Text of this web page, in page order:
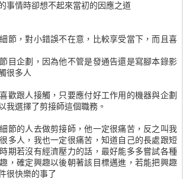
事情時卻想不起來當初的因應之道
節，對小錯誤不在意，比較享受當下，而且喜
目企劃，因為他不管是發通告還是寫腳本錄影
很多人
歡跟人接觸，只要應付好工作用的機器與企劃
我選擇了剪接師這個職務。
節的人去做剪接師，他一定很痛苦，反之叫我
多人，我也一定很痛苦，知道自己的長處跟短
期若沒有經濟壓力的話，最好能多多嘗試各種
，確定興趣以後朝著該目標邁進，若能把興趣
很快樂的事了